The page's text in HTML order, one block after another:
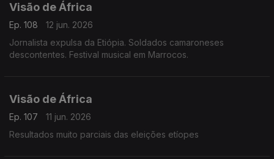
Visão de África
Ep. 108
12 jun. 2026
Jornalista expulsa da Etiópia. Soldados camaroneses
descontentes. Festival musical em Marrocos.
Visão de África
Ep. 107
11 jun. 2026
Resultados muito parciais das eleições etíopes